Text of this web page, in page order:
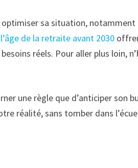
optimiser sa situation,
de la retraite avant 2030
réels. Pour aller plus loin,
une règle que d’anticiper son
réalité, sans tomber dans